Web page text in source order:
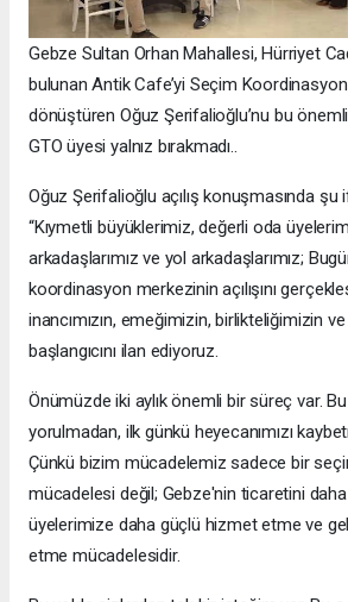
Gebze Sultan Orhan Mahallesi, Hürriyet
bulunan Antik Cafe’yi Seçim
dönüştüren Oğuz Şerifalioğlu’nu bu
GTO üyesi yalnız bırakmadı..
Oğuz Şerifalioğlu açılış konuşmasında şu
“Kıymetli büyüklerimiz, değerli oda
arkadaşlarımız ve yol arkadaşlarımız;
koordinasyon merkezinin açılışını
inancımızın, emeğimizin, birlikteliğimizin
başlangıcını ilan ediyoruz.
Önümüzde iki aylık önemli bir süreç var.
yorulmadan, ilk günkü heyecanımızı
Çünkü bizim mücadelemiz sadece bir
mücadelesi değil; Gebze'nin ticaretini daha
üyelerimize daha güçlü hizmet etme ve
etme mücadelesidir.